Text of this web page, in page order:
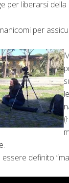
per liberarsi della
per
definito